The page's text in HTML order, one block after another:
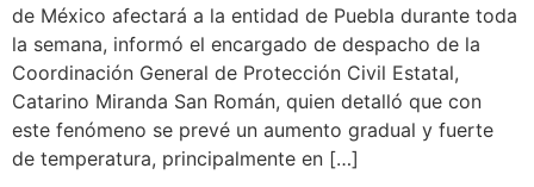
de México afectará a la entidad de Puebla durante toda
la semana, informó el encargado de despacho de la
Coordinación General de Protección Civil Estatal,
Catarino Miranda San Román, quien detalló que con
este fenómeno se prevé un aumento gradual y fuerte
de temperatura, principalmente en […]